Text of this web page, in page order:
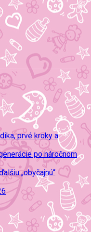
prvé kroky a
po náročnom
„obyčajnú“